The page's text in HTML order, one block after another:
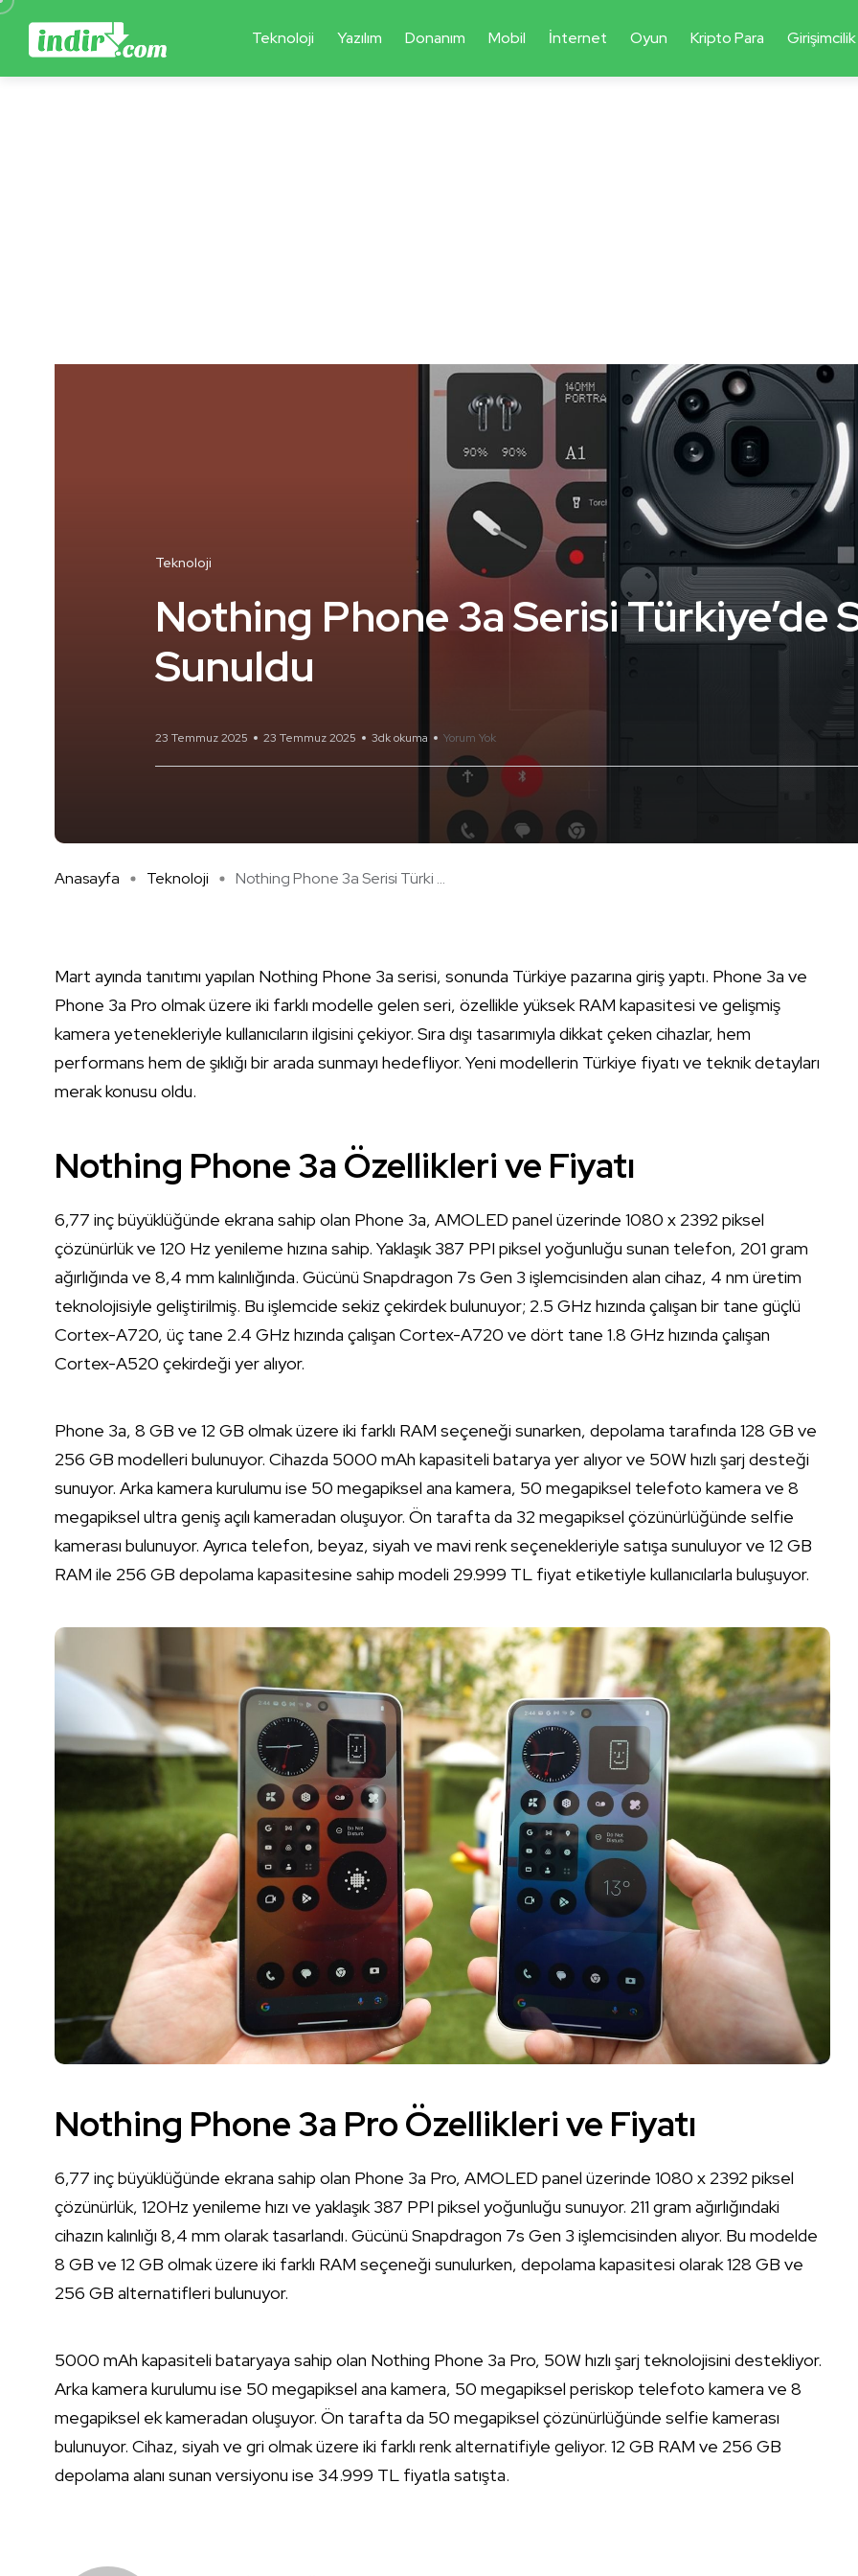
Teknoloji Yazılım Donanım Mobil İnternet Oyun Kripto Para Girişimcilik
Teknoloji
Nothing Phone 3a Serisi Türkiye’de
Sunuldu
23 Temmuz 2025 23 Temmuz 2025 3dk okuma Yorum Yok
Anasayfa Teknoloji Nothing Phone 3a Serisi Türki ...
Mart ayında tanıtımı yapılan Nothing Phone 3a serisi, sonunda Türkiye pazarına giriş yaptı. Phone 3a ve
Phone 3a Pro olmak üzere iki farklı modelle gelen seri, özellikle yüksek RAM kapasitesi ve gelişmiş
kamera yetenekleriyle kullanıcıların ilgisini çekiyor. Sıra dışı tasarımıyla dikkat çeken cihazlar, hem
performans hem de şıklığı bir arada sunmayı hedefliyor. Yeni modellerin Türkiye fiyatı ve teknik detayları
merak konusu oldu.
Nothing Phone 3a Özellikleri ve Fiyatı
6,77 inç büyüklüğünde ekrana sahip olan Phone 3a, AMOLED panel üzerinde 1080 x 2392 piksel
çözünürlük ve 120 Hz yenileme hızına sahip. Yaklaşık 387 PPI piksel yoğunluğu sunan telefon, 201 gram
ağırlığında ve 8,4 mm kalınlığında. Gücünü Snapdragon 7s Gen 3 işlemcisinden alan cihaz, 4 nm üretim
teknolojisiyle geliştirilmiş. Bu işlemcide sekiz çekirdek bulunuyor; 2.5 GHz hızında çalışan bir tane güçlü
Cortex-A720, üç tane 2.4 GHz hızında çalışan Cortex-A720 ve dört tane 1.8 GHz hızında çalışan
Cortex-A520 çekirdeği yer alıyor.
Phone 3a, 8 GB ve 12 GB olmak üzere iki farklı RAM seçeneği sunarken, depolama tarafında 128 GB ve
256 GB modelleri bulunuyor. Cihazda 5000 mAh kapasiteli batarya yer alıyor ve 50W hızlı şarj desteği
sunuyor. Arka kamera kurulumu ise 50 megapiksel ana kamera, 50 megapiksel telefoto kamera ve 8
megapiksel ultra geniş açılı kameradan oluşuyor. Ön tarafta da 32 megapiksel çözünürlüğünde selfie
kamerası bulunuyor. Ayrıca telefon, beyaz, siyah ve mavi renk seçenekleriyle satışa sunuluyor ve 12 GB
RAM ile 256 GB depolama kapasitesine sahip modeli 29.999 TL fiyat etiketiyle kullanıcılarla buluşuyor.
Nothing Phone 3a Pro Özellikleri ve Fiyatı
6,77 inç büyüklüğünde ekrana sahip olan Phone 3a Pro, AMOLED panel üzerinde 1080 x 2392 piksel
çözünürlük, 120Hz yenileme hızı ve yaklaşık 387 PPI piksel yoğunluğu sunuyor. 211 gram ağırlığındaki
cihazın kalınlığı 8,4 mm olarak tasarlandı. Gücünü Snapdragon 7s Gen 3 işlemcisinden alıyor. Bu modelde
8 GB ve 12 GB olmak üzere iki farklı RAM seçeneği sunulurken, depolama kapasitesi olarak 128 GB ve
256 GB alternatifleri bulunuyor.
5000 mAh kapasiteli bataryaya sahip olan Nothing Phone 3a Pro, 50W hızlı şarj teknolojisini destekliyor.
Arka kamera kurulumu ise 50 megapiksel ana kamera, 50 megapiksel periskop telefoto kamera ve 8
megapiksel ek kameradan oluşuyor. Ön tarafta da 50 megapiksel çözünürlüğünde selfie kamerası
bulunuyor. Cihaz, siyah ve gri olmak üzere iki farklı renk alternatifiyle geliyor. 12 GB RAM ve 256 GB
depolama alanı sunan versiyonu ise 34.999 TL fiyatla satışta.